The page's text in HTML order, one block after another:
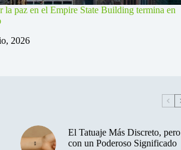
la paz en el Empire State Building termina en
2026
El Tatuaje Más Discreto, pero
con un Poderoso Significado